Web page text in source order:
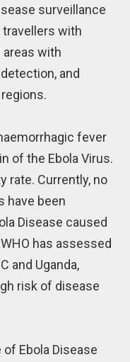
surveillance
travellers with
with
and
fever
of the Ebola Virus.
rate. Currently, no
have been
Disease caused
has assessed
and Uganda,
risk of disease
Ebola Disease